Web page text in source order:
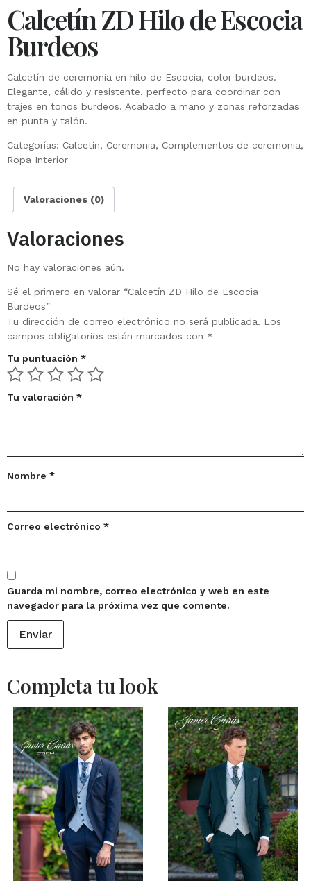
Calcetín ZD Hilo de Escocia
Burdeos
Calcetín de ceremonia en hilo de Escocia, color burdeos.
Elegante, cálido y resistente, perfecto para coordinar con
trajes en tonos burdeos. Acabado a mano y zonas reforzadas
en punta y talón.
Categorías: Calcetín, Ceremonia, Complementos de ceremonia,
Ropa Interior
Valoraciones (0)
Valoraciones
No hay valoraciones aún.
Sé el primero en valorar “Calcetín ZD Hilo de Escocia
Burdeos”
Tu dirección de correo electrónico no será publicada. Los
campos obligatorios están marcados con *
Tu puntuación *
Tu valoración *
Nombre *
Correo electrónico *
Guarda mi nombre, correo electrónico y web en este
navegador para la próxima vez que comente.